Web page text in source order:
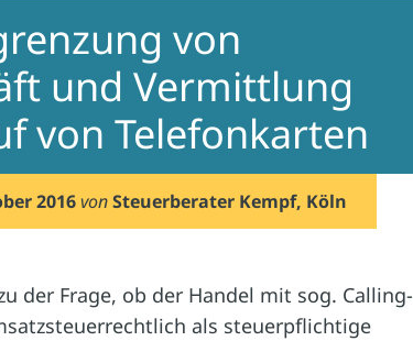
von
und Vermittlung
von Telefonkarten
2016 vonSteuerberater Kempf, Köln
der Frage, ob der Handel mit sog. Calling-
als steuerpflichtige